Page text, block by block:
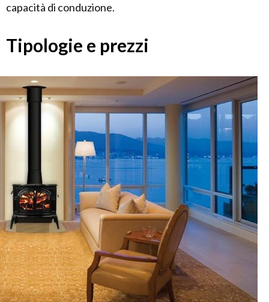
capacità di conduzione.
Tipologie e prezzi